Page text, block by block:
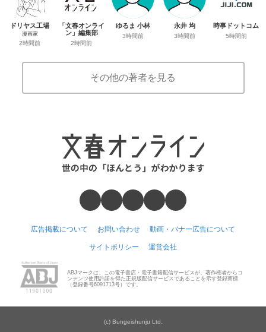
ドリヤス工場
漫画家
2時間前
「文春オンライ
ン」編集部
2時間前
ゆるま 小林
3時間前
永井 均
3時間前
時事ドットコム
5時間前
その他の著者を見る
広告掲載について お問い合わせ 動画・バナー広告について
サイトポリシー 運営会社
ABJマークは、この電子書店・電子書籍配信サービスが、著作権者からコ
ンテンツ使用許諾を得た正規版配信サービスであることを示す登録商標
（登録番号6091713号）です。
(c) Bungeishunju Ltd.